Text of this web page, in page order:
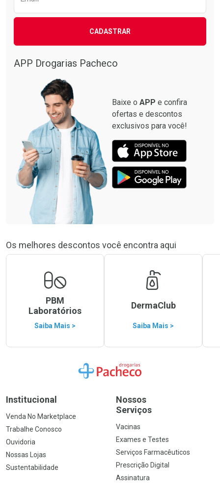
Comprar sem Desconto
Comprar sem Desconto
Por R$ 22,90/cada
CADASTRAR
APP Drogarias Pacheco
Baixe o APP e confira
ofertas e descontos
exclusivos para você!
Os melhores descontos você encontra aqui
PBM
Laboratórios
Saiba Mais >
DermaClub
Saiba Mais >
Ir para a Home
Institucional
Venda No Marketplace
Trabalhe Conosco
Ouvidoria
Nossas Lojas
Sustentabilidade
Nossos
Serviços
Vacinas
Exames e Testes
Serviços Farmacêuticos
Prescrição Digital
Assinatura